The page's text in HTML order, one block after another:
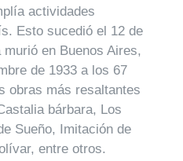
actividades
Esto sucedió el 12 de
en Buenos Aires,
de 1933 a los 67
obras más resaltantes
bárbara, Los
Sueño, Imitación de
entre otros.